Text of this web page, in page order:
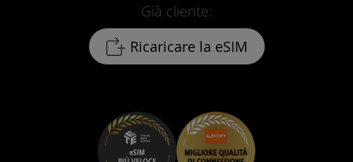
Già cliente:
Ricaricare la eSIM